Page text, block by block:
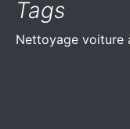
Tags
Nettoyage voiture